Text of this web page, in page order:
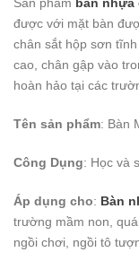
được với mặt bàn
chân sắt hộp sơn
cao, chân gập vào
hoàn hảo tại các
Tên sản phẩm: Bàn
Công Dụng: Học và
Áp dụng cho: Bàn
trường mầm non,
ngồi chơi, ngồi tô